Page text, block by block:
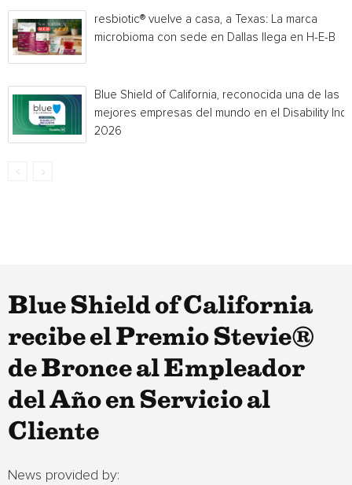
resbiotic® vuelve a casa, a Texas: La marca
microbioma con sede en Dallas llega en H-E-B
Blue Shield of California, reconocida una de las
mejores empresas del mundo en el Disability
2026
Blue Shield of California
recibe el Premio Stevie®
de Bronce al Empleador
del Año en Servicio al
Cliente
News provided by: